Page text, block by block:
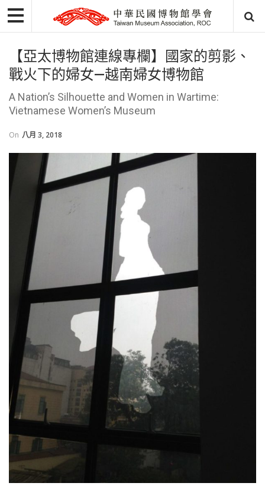
【亞太博物館連線專欄】國家的剪影、
戰火下的婦女—越南婦女博物館
A Nation’s Silhouette and Women in Wartime:
Vietnamese Women’s Museum
On 八月 3, 2018